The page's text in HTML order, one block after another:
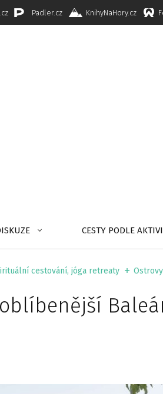
Padler.cz KnihyNaHory.cz
CESTY PODLE
cestování, jóga retreaty